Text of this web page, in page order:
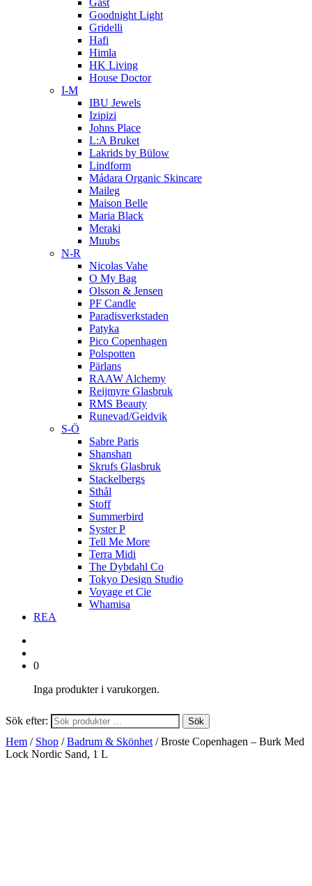
Gast
Goodnight Light
Gridelli
Hafi
Himla
HK Living
House Doctor
I-M
IBU Jewels
Izipizi
Johns Place
L:A Bruket
Lakrids by Bülow
Lindform
Mádara Organic Skincare
Maileg
Maison Belle
Maria Black
Meraki
Muubs
N-R
Nicolas Vahe
O My Bag
Olsson & Jensen
PF Candle
Paradisverkstaden
Patyka
Pico Copenhagen
Polspotten
Pärlans
RAAW Alchemy
Reijmyre Glasbruk
RMS Beauty
Runevad/Geidvik
S-Ö
Sabre Paris
Shanshan
Skrufs Glasbruk
Stackelbergs
Sthål
Stoff
Summerbird
Syster P
Tell Me More
Terra Midi
The Dybdahl Co
Tokyo Design Studio
Voyage et Cie
Whamisa
REA
0
Inga produkter i varukorgen.
Sök efter: Sök
Hem / Shop /Badrum & Skönhet / Broste Copenhagen – Burk Med
Lock Nordic Sand, 1 L